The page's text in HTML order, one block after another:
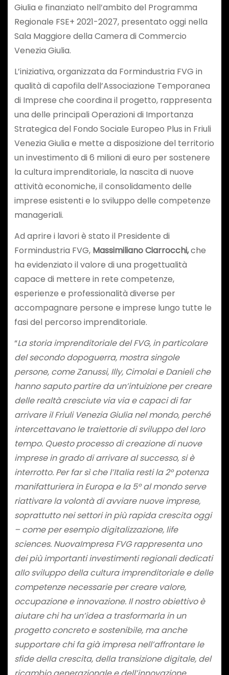
Giulia e finanziato nell’ambito del Programma
Regionale FSE+ 2021-2027, presentato oggi nella
Sala Maggiore della Camera di Commercio
Venezia Giulia.
L’iniziativa, organizzata da Formindustria FVG in
qualità di capofila dell’Associazione Temporanea
di Imprese che coordina il progetto, rappresenta
una delle principali Operazioni di Importanza
Strategica del Fondo Sociale Europeo Plus in Friuli
Venezia Giulia e mette a disposizione del territorio
un investimento di 6 milioni di euro per sostenere
la cultura imprenditoriale, la nascita di nuove
attività economiche, il consolidamento delle
imprese esistenti e lo sviluppo delle competenze
manageriali.
Ad aprire i lavori è stato il Presidente di
Formindustria FVG, Massimiliano Ciarrocchi,che
ha evidenziato il valore di una progettualità
capace di mettere in rete competenze,
esperienze e professionalità diverse per
accompagnare persone e imprese lungo tutte le
fasi del percorso imprenditoriale.
“La storia imprenditoriale del FVG, in particolare
del secondo dopoguerra, mostra singole
persone, come Zanussi, Illy, Cimolai e Danieli che
hanno saputo partire da un’intuizione per creare
delle realtà cresciute via via e capaci di far
arrivare il Friuli Venezia Giulia nel mondo, perché
intercettavano le traiettorie di sviluppo del loro
tempo. Questo processo di creazione di nuove
imprese in grado di arrivare al successo, si è
interrotto. Per far sì che l’Italia resti la 2° potenza
manifatturiera in Europa e la 5° al mondo serve
riattivare la volontà di avviare nuove imprese,
soprattutto nei settori in più rapida crescita oggi
– come per esempio digitalizzazione, life
sciences. NuovaImpresa FVG rappresenta uno
dei più importanti investimenti regionali dedicati
allo sviluppo della cultura imprenditoriale e delle
competenze necessarie per creare valore,
occupazione e innovazione. Il nostro obiettivo è
aiutare chi ha un’idea a trasformarla in un
progetto concreto e sostenibile, ma anche
supportare chi fa già impresa nell’affrontare le
sfide della crescita, della transizione digitale, del